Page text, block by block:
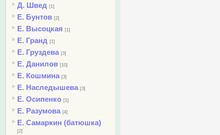
Д. Швед [1]
Е. Бунтов [2]
Е. Высоцкая [1]
Е. Гранд [1]
Е. Груздева [3]
Е. Данилов [10]
Е. Кошмина [3]
Е. Наследышева [3]
Е. Осипенко [1]
Е. Разумова [4]
Е. Самаркин (батюшка)
[2]